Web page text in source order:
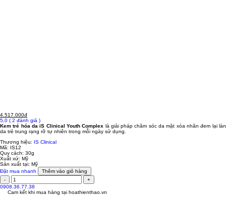
4.517.000đ
5,0 ( 2 đánh giá )
Kem trẻ hóa da iS Clinical Youth Complex là giải pháp chăm sóc da mặt xóa nhăn đem lại làn
da trẻ trung rạng rỡ tự nhiên trong mỗi ngày sử dụng.
Thương hiệu: IS Clinical
Mã: IS12
Quy cách: 30g
Xuất xứ: Mỹ
Sản xuất tại: Mỹ
Đặt mua nhanh
Thêm vào giỏ hàng
0908.36.77.38
Cam kết khi mua hàng tại hoathienthao.vn